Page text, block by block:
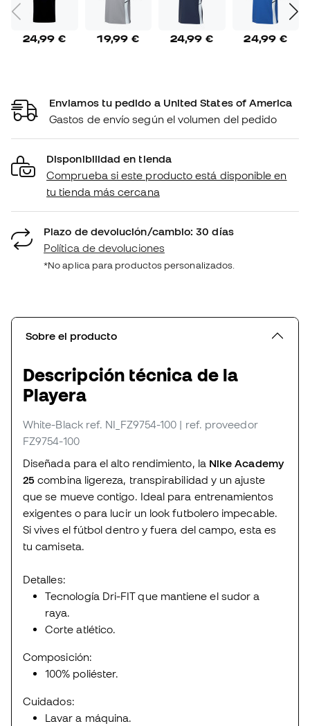
24,99 € 19,99 € 24,99 € 24,99 €
Enviamos tu pedido a United States of America
Gastos de envío según el volumen del pedido
Disponibilidad en tienda
Comprueba si este producto está disponible en
tu tienda más cercana
Plazo de devolución/cambio: 30 días
Política de devoluciones
*No aplica para productos personalizados.
Sobre el producto
Descripción técnica de la
Playera
White-Black ref. NI_FZ9754-100 | ref. proveedor
FZ9754-100
Diseñada para el alto rendimiento, la Nike Academy
25combina ligereza, transpirabilidad y un ajuste
que se mueve contigo. Ideal para entrenamientos
exigentes o para lucir un look futbolero impecable.
Si vives el fútbol dentro y fuera del campo, esta es
tu camiseta.
Detalles:
Tecnología Dri-FIT que mantiene el sudor a
raya.
Corte atlético.
Composición:
100% poliéster.
Cuidados:
Lavar a máquina.